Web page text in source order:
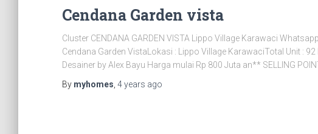
Cendana Garden vista
Cluster CENDANA GARDEN VISTA Lippo Village Karawaci
Cendana Garden VistaLokasi : Lippo Village KarawaciTotal Unit :
Desainer by Alex Bayu Harga mulai Rp 800 Juta an** SELLING
By myhomes 4 years ago